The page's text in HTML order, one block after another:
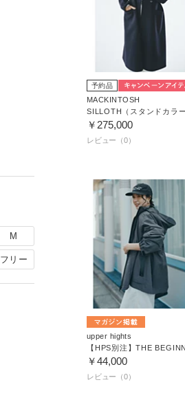
M
フリー
予約品
MACKINTOSH
￥275,000
upper hights
￥44,000